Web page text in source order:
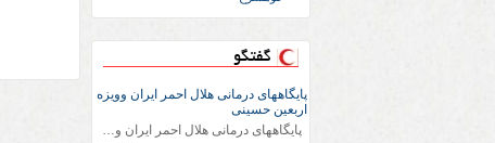
گفتگو
پایگاههای درمانی هلال احمر ایران وویزه
اربعین حسینی
پایگاههای درمانی هلال احمر ایران وویزه اربعین حسینی